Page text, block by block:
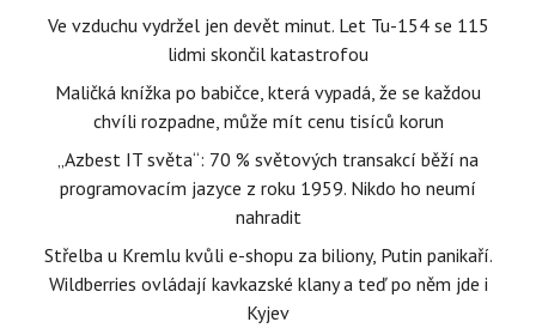
Ve vzduchu vydržel jen devět minut. Let Tu-154 se 115
lidmi skončil katastrofou
Maličká knížka po babičce, která vypadá, že se každou
chvíli rozpadne, může mít cenu tisíců korun
„Azbest IT světa“: 70 % světových transakcí běží na
programovacím jazyce z roku 1959. Nikdo ho neumí
nahradit
Střelba u Kremlu kvůli e-shopu za biliony, Putin panikaří.
Wildberries ovládají kavkazské klany a teď po něm jde i
Kyjev